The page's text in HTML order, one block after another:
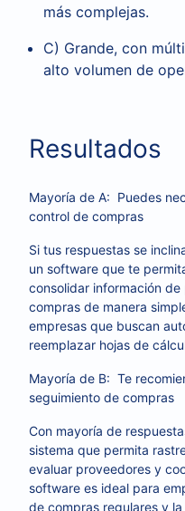
más complejas.
C) Grande, con
alto volumen de
Resultados
Mayoría de A: Puedes
control de compras
Si tus respuestas se
un software que te
consolidar información
compras de manera
empresas que buscan
reemplazar hojas de
Mayoría de B: Te
seguimiento de compras
Con mayoría de
sistema que permita
evaluar proveedores y
software es ideal para
de compras regulares y